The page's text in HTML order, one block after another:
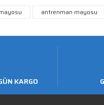
antrenman mayosu
KARGO